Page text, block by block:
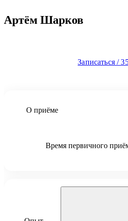
Артём Шарков
Записаться /
О приёме
Время первичного